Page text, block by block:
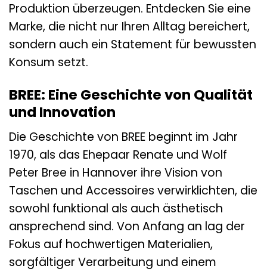
Produktion überzeugen. Entdecken Sie eine
Marke, die nicht nur Ihren Alltag bereichert,
sondern auch ein Statement für bewussten
Konsum setzt.
BREE: Eine Geschichte von Qualität
und Innovation
Die Geschichte von BREE beginnt im Jahr
1970, als das Ehepaar Renate und Wolf
Peter Bree in Hannover ihre Vision von
Taschen und Accessoires verwirklichten, die
sowohl funktional als auch ästhetisch
ansprechend sind. Von Anfang an lag der
Fokus auf hochwertigen Materialien,
sorgfältiger Verarbeitung und einem